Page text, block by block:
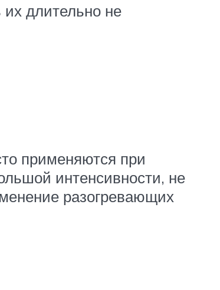
длительно не
применяются при
интенсивности, не
разогревающих